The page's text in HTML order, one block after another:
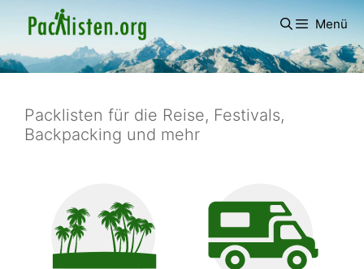
Inhalt
springen
Menü
Packlisten für die Reise, Festivals,
Backpacking und mehr